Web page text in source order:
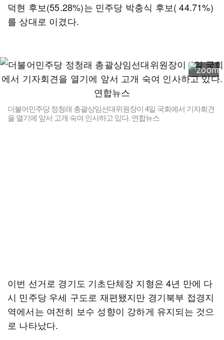
덕현 후보(55.28%)는 민주당 박충식 후보( 44.71%)
를 상대로 이겼다.
더불어민주당 정청래 총괄상임선대위원장이 4일 국회에서 기자회견
을 열기에 앞서 고개 숙여 인사하고 있다. 연합뉴스
이번 선거로 경기도 기초단체장 지형은 4년 만에 다
시 민주당 우세 구도로 재편됐지만 경기북부 접경지
역에서는 여전히 보수 성향이 강하게 유지되는 것으
로 나타났다.